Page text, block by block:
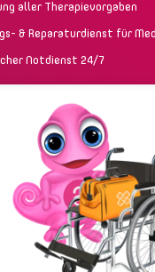
aller Therapievorgaben
& Reparaturdienst für
Notdienst 24/7